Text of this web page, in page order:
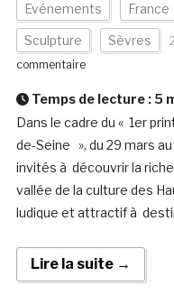
Evénements France
Sculpture Sèvres
commentaire
Temps de lecture : 5
Dans le cadre du « 1er
de-Seine », du 29 mars
invités à découvrir la
vallée de la culture des
ludique et attractif à
Lire la suite →